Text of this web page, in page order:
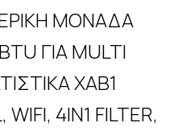
ΜΟΝΑΔΑ
ΓΙΑ MULTI
ΧΑΒ1
WIFI, 4IN1 FILTER,